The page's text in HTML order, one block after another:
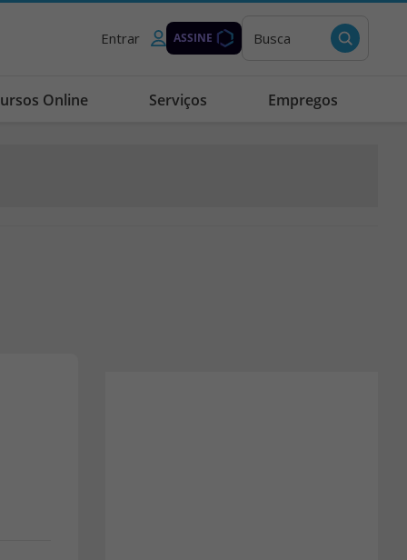
Entrar ASSINE Busca
Online Serviços Empregos